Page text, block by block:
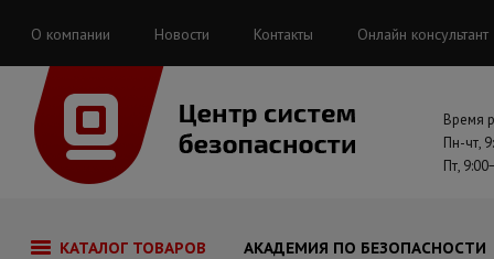
О компании Новости Контакты Онлайн консультант
Время
Пн-чт,
Пт,
КАТАЛОГ ТОВАРОВ АКАДЕМИЯ ПО БЕЗОПАСНОСТИ